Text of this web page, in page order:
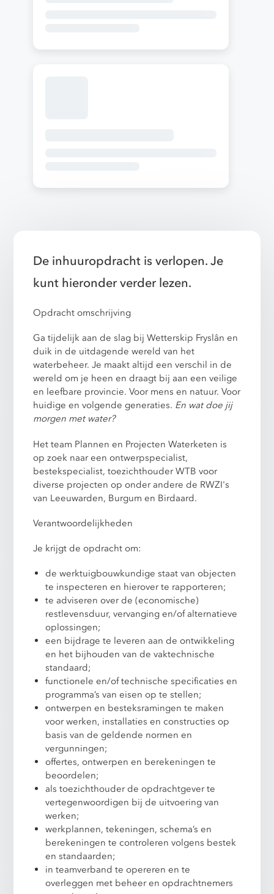
De inhuuropdracht is verlopen. Je
kunt hieronder verder lezen.
Opdracht omschrijving
Ga tijdelijk aan de slag bij Wetterskip Fryslân en
duik in de uitdagende wereld van het
waterbeheer. Je maakt altijd een verschil in de
wereld om je heen en draagt bij aan een veilige
en leefbare provincie. Voor mens en natuur. Voor
huidige en volgende generaties. En wat doe jij
morgen met water?
Het team Plannen en Projecten Waterketen is
op zoek naar een ontwerpspecialist,
bestekspecialist, toezichthouder WTB voor
diverse projecten op onder andere de RWZI's
van Leeuwarden, Burgum en Birdaard.
Verantwoordelijkheden
Je krijgt de opdracht om:
de werktuigbouwkundige staat van objecten
te inspecteren en hierover te rapporteren;
te adviseren over de (economische)
restlevensduur, vervanging en/of alternatieve
oplossingen;
een bijdrage te leveren aan de ontwikkeling
en het bijhouden van de vaktechnische
standaard;
functionele en/of technische specificaties en
programma’s van eisen op te stellen;
ontwerpen en besteksramingen te maken
voor werken, installaties en constructies op
basis van de geldende normen en
vergunningen;
offertes, ontwerpen en berekeningen te
beoordelen;
als toezichthouder de opdrachtgever te
vertegenwoordigen bij de uitvoering van
werken;
werkplannen, tekeningen, schema’s en
berekeningen te controleren volgens bestek
en standaarden;
in teamverband te opereren en te
overleggen met beheer en opdrachtnemers